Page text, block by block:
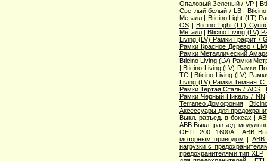
Опаловый Зеленый / VP|
Светлый белый / LB|
Металл| Bticino Light (LT)
OS| Bticino Light (LT)
Металл|Bticino Living (LV)
Living (LV) Рамки Графит /
Рамки Красное Дерево /
Рамки Металлический
Bticino Living (LV) Рамки
|Bticino Living (LV) Рамки
TC|Bticino Living (LV)
Living (LV) Рамки Темная
Рамки Тертая Сталь / ACS|
Рамки Черный Никель / NN
Terraneo Домофония|
Аксессуары для
Выкл.-разъед. в боксах |
ABB Выкл.-разъед.
OETL 200...1600A| ABB
моторным приводом | ABB
нагрузки с
предохранителями тип XLP